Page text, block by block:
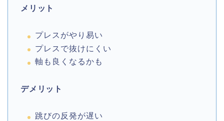
メリット
プレスがやり易い
プレスで抜けにくい
軸も良くなるかも
デメリット
跳びの反発が遅い